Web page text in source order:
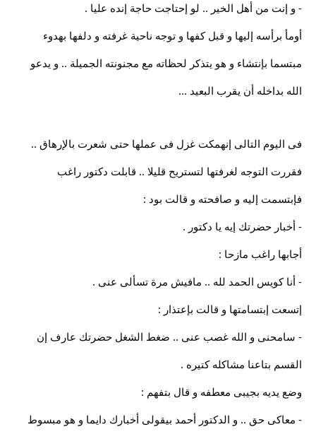
- و إنت من أهل الخير .. لو إحتاجت حاجة إنده عليا .
أومأ برأسه إليها و قبل كفها و توجه ناحية غرفته و دلفها بهدوء
مبتسما بإنتشاء و هو يتذكر لحظاته مع مجنونته الجميلة .. و يدعو
الله بداخله أن يقرب البعيد ...
فى اليوم التالى إنهمكت غزل فى عملها حتى شعرت بالإرهاق ..
فقررت التوجه لغرفتها لتستريح قليلا .. قابلت دكتور راغب
فإبتسمت إليه و صافحته و قالت بود :
- أخبار حضرتك إيه يا دكتور .
أجابها راغب مازحا :
- أنا كويس الحمد لله .. مافيش مرة تسألى عنى .
إتسعت إبتسامتها و قالت بإعتذار :
- سامحنى و الله غصب عنى .. ضغط الشغل حضرتك عارف إن
القسم بتاعنا مشاكله كتيره .
وضع يديه بجيبى معطفه و قال بتفهم :
- معاكى حق .. و الدكتور أحمد بيقولى أخبارك دايما و هو مبسوط